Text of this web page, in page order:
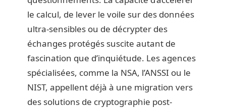
le calcul, de lever le voile sur des données
ultra-sensibles ou de décrypter des
échanges protégés suscite autant de
fascination que d’inquiétude. Les agences
spécialisées, comme la NSA, l’ANSSI ou le
NIST, appellent déjà à une migration vers
des solutions de cryptographie post-